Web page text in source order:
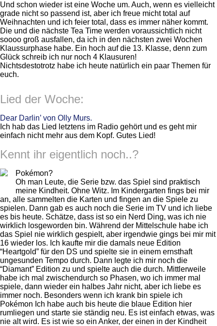
Und schon wieder ist eine Woche um. Auch, wenn es vielleicht
grade nicht so passend ist, aber ich freue micht total auf
Weihnachten und ich feier total, dass es immer näher kommt.
Die und die nächste Tea Time werden voraussichtlich nicht
soooo groß ausfallen, da ich in den nächsten zwei Wochen
Klaussurphase habe. Ein hoch auf die 13. Klasse, denn zum
Glück schreib ich nur noch 4 Klausuren!
Nichtsdestotrotz habe ich heute natürlich ein paar Themen für
euch.
Lied der Woche:
Dear Darlin’ von Olly Murs.
Ich hab das Lied letztens im Radio gehört und es geht mir
einfach nicht mehr aus dem Kopf. Gutes Lied!
Kennt ihr eigentlich noch..?
Pokémon?
Oh man Leute, die Serie bzw. das Spiel sind praktisch
meine Kindheit. Ohne Witz. Im Kindergarten fings bei mir
an, alle sammelten die Karten und fingen an die Spiele zu
spielen. Dann gab es auch noch die Serie im TV und ich liebe
es bis heute. Schätze, dass ist so ein Nerd Ding, was ich nie
wirklich losgeworden bin. Während der Mittelschule habe ich
das Spiel nie wirklich gespielt, aber irgendwie gings bei mir mit
16 wieder los. Ich kaufte mir die damals neue Edition
“Heartgold” für den DS und spielte sie in einem ernsthaft
ungesunden Tempo durch. Dann legte ich mir noch die
“Diamant” Edition zu und spielte auch die durch. Mittlerweile
habe ich mal zwischendurch so Phasen, wo ich immer mal
spiele, dann wieder ein halbes Jahr nicht, aber ich liebe es
immer noch. Besonders wenn ich krank bin spiele ich
Pokémon Ich habe auch bis heute die blaue Edition hier
rumliegen und starte sie ständig neu. Es ist einfach etwas, was
nie alt wird. Es ist wie so ein Anker, der einen in der Kindheit